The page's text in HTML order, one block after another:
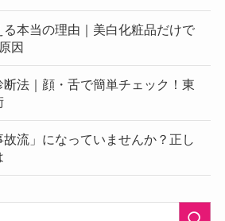
本当の理由｜美白化粧品だけで
因
法｜顔・舌で簡単チェック！東
流」になっていませんか？正し